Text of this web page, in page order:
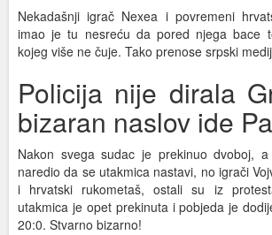
Nekadašnji igrač Nexea i povremeni
imao je tu nesreću da pored njega bace
kojeg više ne čuje. Tako prenose srpski
Policija nije dirala
bizaran naslov ide
Nakon svega sudac je prekinuo dvoboj,
naredio da se utakmica nastavi, no igrači
i hrvatski rukometaš, ostali su iz
utakmica je opet prekinuta i pobjeda je
20:0. Stvarno bizarno!